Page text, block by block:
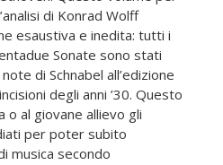
di Konrad Wolff
esaustiva e inedita: tutti i
Sonate sono stati
di Schnabel all’edizione
degli anni ’30. Questo
al giovane allievo gli
per poter subito
musica secondo